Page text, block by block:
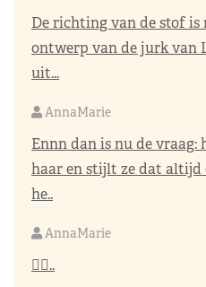
De richting van de stof
ontwerp van de jurk van
uit...
AnnaMarie
Ennn dan is nu de vraag:
haar en stijlt ze dat altijd
he..
AnnaMarie
👌🏼..